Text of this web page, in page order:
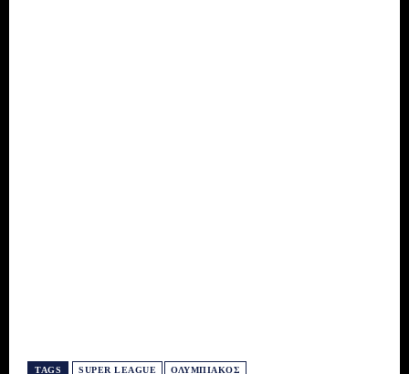
TAGS SUPER LEAGUE ΟΛΥΜΠΙΑΚΌΣ